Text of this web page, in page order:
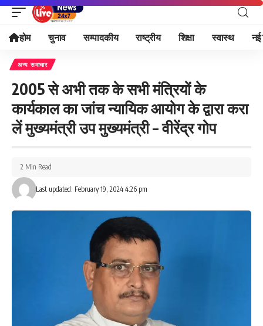
होम चुनाव सम्पादकीय राष्ट्रीय शिक्षा स्वास्थ नई
अन्य समाचार
2005 से अभी तक के सभी मंत्रियों के
कार्यकाल का जांच न्यायिक आयोग के द्वारा करा
लें मुख्यमंत्री उप मुख्यमंत्री – वीरेंद्र गोप
Last updated: February 19, 2024 4:26 pm
2 Min Read